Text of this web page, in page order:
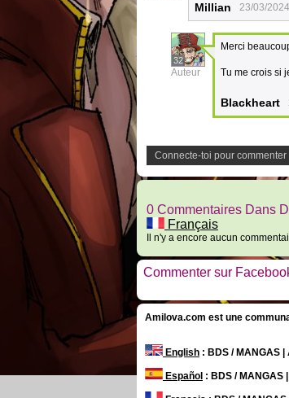
Millian 23/03/
32
Auteur
Merci
Tu me crois si
Blackheart
Connecte-toi pour commenter
0 Commentaires Dans
Français
Il n'y a encore aucun
Commenter sur
Amilova.com est une
English : BDS / MANGAS |
Español : BDS / MANGAS